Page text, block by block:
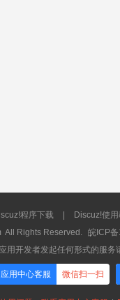
程序下载 Discuz!使
All Rights Reserved. 皖ICP
用开发者发起任何形式的服
应用中心客服 微信扫一扫